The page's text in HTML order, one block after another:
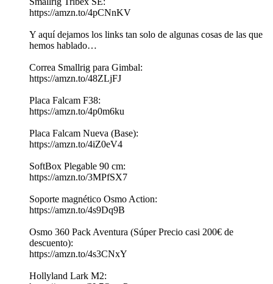
https://amzn.to/4pCNnKV
Y aquí dejamos los links tan solo de algunas cosas de las que
hemos hablado…
Correa Smallrig para Gimbal:
https://amzn.to/48ZLjFJ
Placa Falcam F38:
https://amzn.to/4p0m6ku
Placa Falcam Nueva (Base):
https://amzn.to/4iZ0eV4
SoftBox Plegable 90 cm:
https://amzn.to/3MPfSX7
Soporte magnético Osmo Action:
https://amzn.to/4s9Dq9B
Osmo 360 Pack Aventura (Súper Precio casi 200€ de
descuento):
https://amzn.to/4s3CNxY
Hollyland Lark M2: